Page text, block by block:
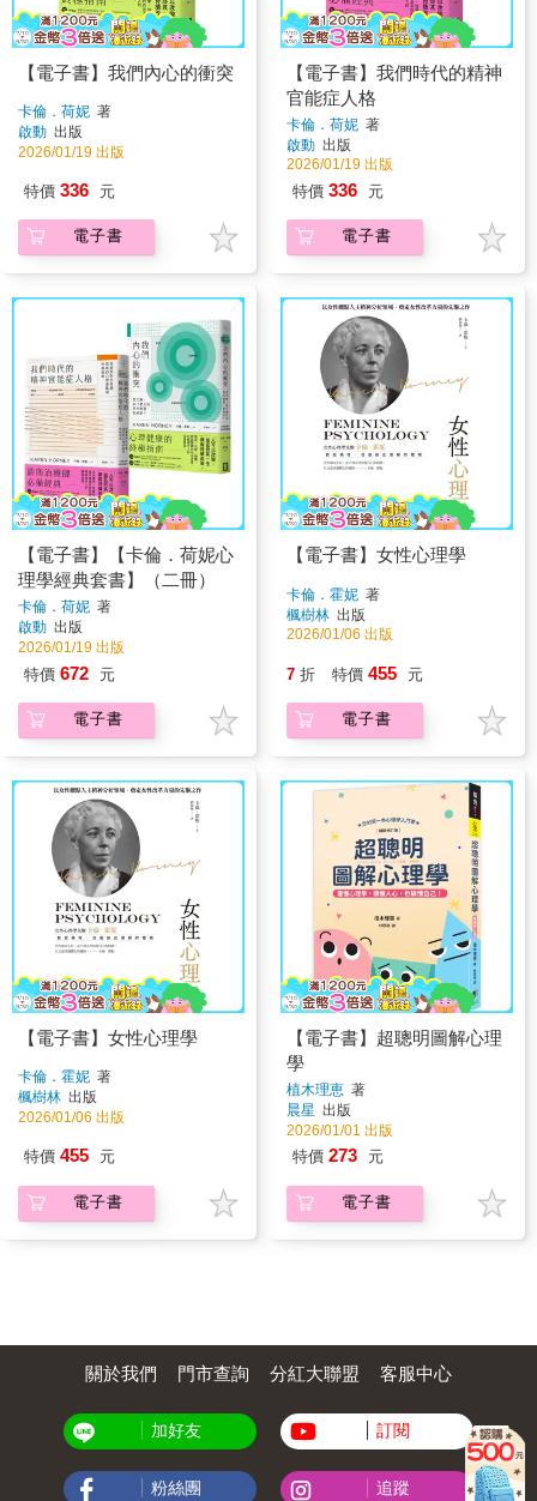
【電子書】我們內心的衝突
卡倫．荷妮 著
啟動 出版
2026/01/19 出版
特價 336 元
電子書
【電子書】我們時代的精神
官能症人格
卡倫．荷妮 著
啟動 出版
2026/01/19 出版
特價 336 元
電子書
【電子書】【卡倫．荷妮心
理學經典套書】（二冊）
卡倫．荷妮 著
啟動 出版
2026/01/19 出版
特價 672 元
電子書
【電子書】女性心理學
卡倫．霍妮 著
楓樹林 出版
2026/01/06 出版
7 折 特價 455 元
電子書
【電子書】女性心理學
卡倫．霍妮 著
楓樹林 出版
2026/01/06 出版
特價 455 元
電子書
【電子書】超聰明圖解心理
學
植木理恵 著
晨星 出版
2026/01/01 出版
特價 273 元
電子書
關於我們 門市查詢 分紅大聯盟 客服中心
加好友 訂閱
粉絲團 追蹤